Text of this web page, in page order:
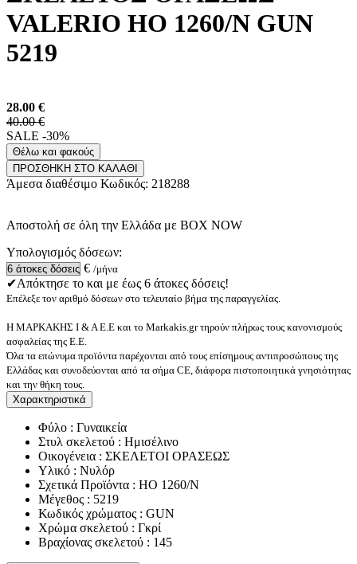
VALERIO HO 1260/N GUN
5219
28.00 €
40.00 €
SALE -30%
Θέλω και φακούς
ΠΡΟΣΘΗΚΗ ΣΤΟ ΚΑΛΑΘΙ
Άμεσα διαθέσιμο Κωδικός: 218288
Αποστολή σε όλη την Ελλάδα με BOX NOW
Υπολογισμός δόσεων:
€ /μήνα
✔Απόκτησε το και με έως 6 άτοκες δόσεις!
Επέλεξε τον αριθμό δόσεων στο τελευταίο βήμα της παραγγελίας.
Η ΜΑΡΚΑΚΗΣ Ι & Α Ε.Ε και το Markakis.gr τηρούν πλήρως τους κανονισμούς
ασφαλείας της Ε.Ε.
Όλα τα επώνυμα προϊόντα παρέχονται από τους επίσημους αντιπροσώπους της
Ελλάδας και συνοδεύονται από τα σήμα CE, διάφορα πιστοποιητικά γνησιότητας
και την θήκη τους.
Χαρακτηριστικά
Φύλο : Γυναικεία
Στυλ σκελετού : Ημισέλινο
Οικογένεια : ΣΚΕΛΕΤΟΙ ΟΡΑΣΕΩΣ
Υλικό : Νυλόρ
Σχετικά Προϊόντα : HO 1260/N
Μέγεθος : 5219
Κωδικός χρώματος : GUN
Χρώμα σκελετού : Γκρί
Βραχίονας σκελετού : 145